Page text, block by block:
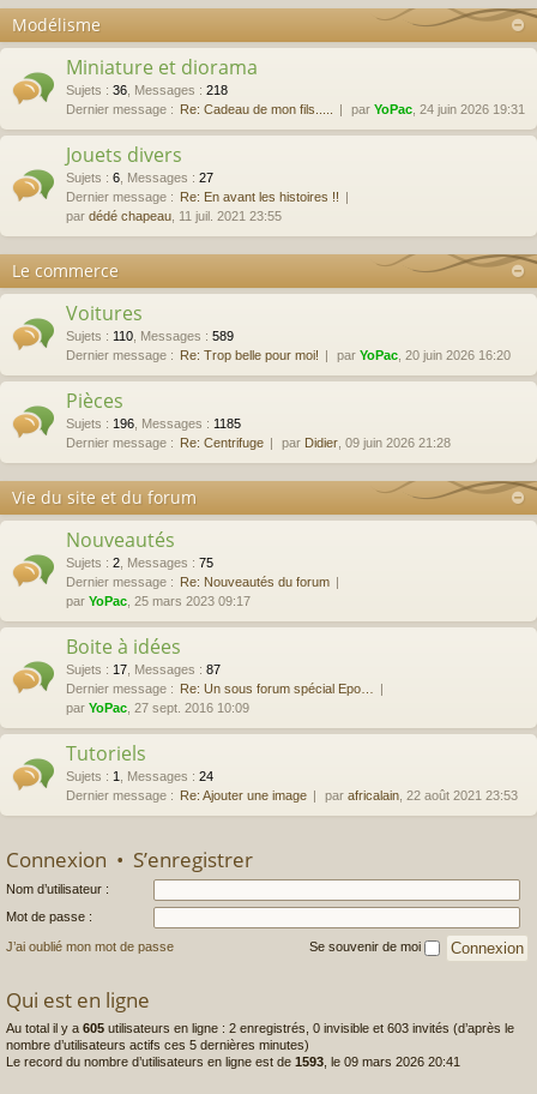
Modélisme
Miniature et diorama
Sujets : 36 Messages : 218
Dernier message : Re: Cadeau de mon fils..... par YoPac , 24 juin 2026 19:31
Jouets divers
Sujets : 6 Messages : 27
Dernier message : Re: En avant les histoires !!
par dédé chapeau , 11 juil. 2021 23:55
Le commerce
Voitures
Sujets : 110 Messages : 589
Dernier message : Re: Trop belle pour moi! par YoPac , 20 juin 2026 16:20
Pièces
Sujets : 196 Messages : 1185
Dernier message : Re: Centrifuge par Didier , 09 juin 2026 21:28
Vie du site et du forum
Nouveautés
Sujets : 2 Messages : 75
Dernier message : Re: Nouveautés du forum
par YoPac , 25 mars 2023 09:17
Boite à idées
Sujets : 17 Messages : 87
Dernier message : Re: Un sous forum spécial Epo…
par YoPac , 27 sept. 2016 10:09
Tutoriels
Sujets : 1 Messages : 24
Dernier message : Re: Ajouter une image par africalain , 22 août 2021 23:53
Connexion • S’enregistrer
Nom d’utilisateur :
Mot de passe :
J’ai oublié mon mot de passe Se souvenir de moi
Qui est en ligne
Au total il y a 605 utilisateurs en ligne : 2 enregistrés, 0 invisible et 603 invités (d’après le
nombre d’utilisateurs actifs ces 5 dernières minutes)
Le record du nombre d’utilisateurs en ligne est de 1593 , le 09 mars 2026 20:41